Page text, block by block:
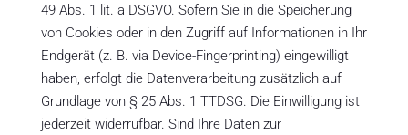
49 Abs. 1 lit. a DSGVO. Sofern Sie in die Speicherung
von Cookies oder in den Zugriff auf Informationen in Ihr
Endgerät (z. B. via Device-Fingerprinting) eingewilligt
haben, erfolgt die Datenverarbeitung zusätzlich auf
Grundlage von § 25 Abs. 1 TTDSG. Die Einwilligung ist
jederzeit widerrufbar. Sind Ihre Daten zur